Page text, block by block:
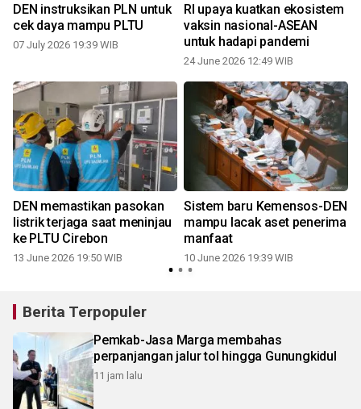
DEN instruksikan PLN untuk
cek daya mampu PLTU
07 July 2026 19:39 WIB
RI upaya kuatkan ekosistem
vaksin nasional-ASEAN
untuk hadapi pandemi
24 June 2026 12:49 WIB
DEN memastikan pasokan
listrik terjaga saat meninjau
ke PLTU Cirebon
13 June 2026 19:50 WIB
Sistem baru Kemensos-DEN
mampu lacak aset penerima
manfaat
10 June 2026 19:39 WIB
Berita Terpopuler
Pemkab-Jasa Marga membahas
perpanjangan jalur tol hingga Gunungkidul
11 jam lalu